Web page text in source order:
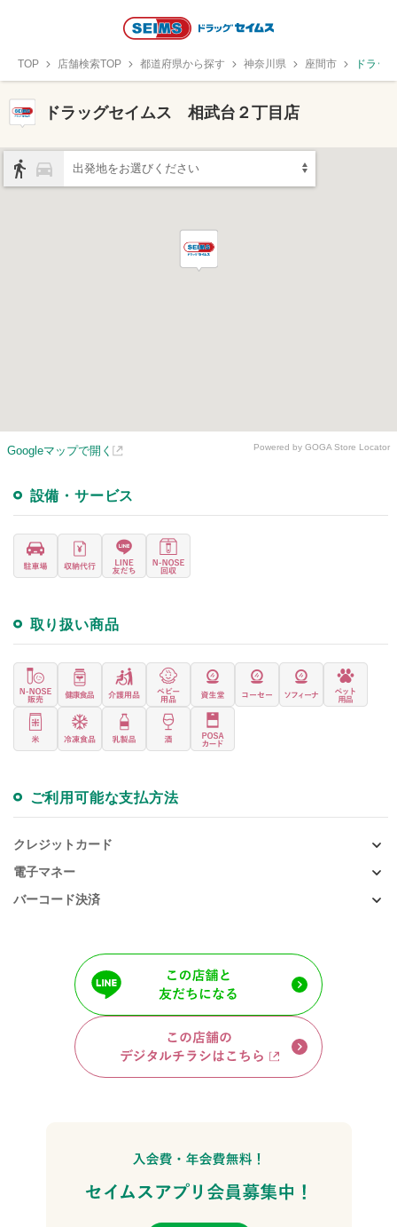
TOP 店舗検索TOP 都道府県から探す 神奈川県 座間市 ドラッ
ドラッグセイムス 相武台２丁目店
出発地をお選びください
Googleマップで開く Powered by GOGA Store Locator
設備・サービス
取り扱い商品
ご利用可能な支払方法
クレジットカード
電子マネー
バーコード決済